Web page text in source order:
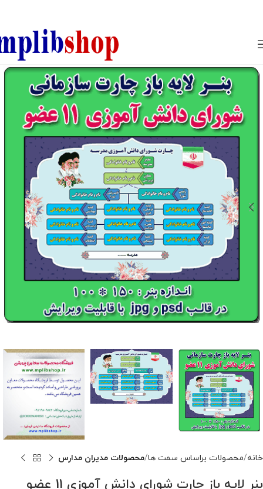
خانه محصولات براساس سمت ها محصولات مدیران مدارس
بنر لایه باز چارت شورای دانش آموزی 11 عضو